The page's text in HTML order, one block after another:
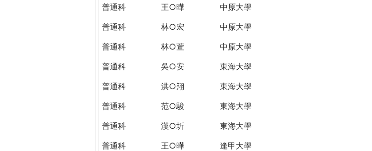
普通科
王○曄 中原大學
普通科
林○宏 中原大學
普通科
林○萱 中原大學
普通科
吳○安 東海大學
普通科
洪○翔 東海大學
普通科
范○駿 東海大學
普通科
漢○圻 東海大學
普通科
王○曄 逢甲大學